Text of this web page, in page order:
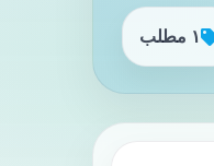
۱ مطلب